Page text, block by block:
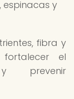
y
fibra y
fortalecer el
prevenir